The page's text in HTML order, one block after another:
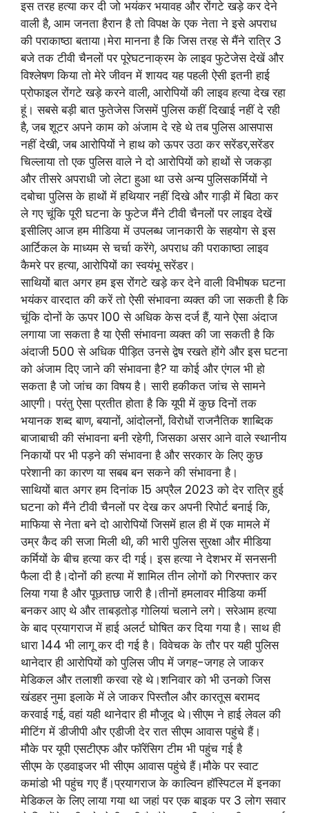
इस तरह हत्या कर दी जो भयंकर भयावह और रोंगटे खड़े कर देने
वाली है, आम जनता हैरान है तो विपक्ष के एक नेता ने इसे अपराध
की पराकाष्ठा बताया।मेरा मानना है कि जिस तरह से मैंने रात्रि 3
बजे तक टीवी चैनलों पर पूरेघटनाक्रम के लाइव फुटेजेस देखें और
विश्लेषण किया तो मेरे जीवन में शायद यह पहली ऐसी इतनी हाई
प्रोफाइल रोंगटे खड़े करने वाली, आरोपियों की लाइव हत्या देख रहा
हूं। सबसे बड़ी बात फुतेजेस जिसमें पुलिस कहीं दिखाई नहीं दे रही
है, जब शूटर अपने काम को अंजाम दे रहे थे तब पुलिस आसपास
नहीं देखी, जब आरोपियों ने हाथ को ऊपर उठा कर सरेंडर,सरेंडर
चिल्लाया तो एक पुलिस वाले ने दो आरोपियों को हाथों से जकड़ा
और तीसरे अपराधी जो लेटा हुआ था उसे अन्य पुलिसकर्मियों ने
दबोचा पुलिस के हाथों में हथियार नहीं दिखे और गाड़ी में बिठा कर
ले गए चूंकि पूरी घटना के फुटेज मैंने टीवी चैनलों पर लाइव देखें
इसीलिए आज हम मीडिया में उपलब्ध जानकारी के सहयोग से इस
आर्टिकल के माध्यम से चर्चा करेंगे, अपराध की पराकाष्ठा लाइव
कैमरे पर हत्या, आरोपियों का स्वयंभू सरेंडर।
साथियों बात अगर हम इस रोंगटे खड़े कर देने वाली विभीषक घटना
भयंकर वारदात की करें तो ऐसी संभावना व्यक्त की जा सकती है कि
चूंकि दोनों के ऊपर 100 से अधिक केस दर्ज हैं, याने ऐसा अंदाज
लगाया जा सकता है या ऐसी संभावना व्यक्त की जा सकती है कि
अंदाजी 500 से अधिक पीड़ित उनसे द्वेष रखते होंगे और इस घटना
को अंजाम दिए जाने की संभावना है? या कोई और एंगल भी हो
सकता है जो जांच का विषय है। सारी हकीकत जांच से सामने
आएगी। परंतु ऐसा प्रतीत होता है कि यूपी में कुछ दिनों तक
भयानक शब्द बाण, बयानों, आंदोलनों, विरोधों राजनैतिक शाब्दिक
बाजाबाची की संभावना बनी रहेगी, जिसका असर आने वाले स्थानीय
निकायों पर भी पड़ने की संभावना है और सरकार के लिए कुछ
परेशानी का कारण या सबब बन सकने की संभावना है।
साथियों बात अगर हम दिनांक 15 अप्रैल 2023 को देर रात्रि हुई
घटना को मैंने टीवी चैनलों पर देख कर अपनी रिपोर्ट बनाई कि,
माफिया से नेता बने दो आरोपियों जिसमें हाल ही में एक मामले में
उम्र कैद की सजा मिली थी, की भारी पुलिस सुरक्षा और मीडिया
कर्मियों के बीच हत्या कर दी गई। इस हत्या ने देशभर में सनसनी
फैला दी है।दोनों की हत्या में शामिल तीन लोगों को गिरफ्तार कर
लिया गया है और पूछताछ जारी है।तीनों हमलावर मीडिया कर्मी
बनकर आए थे और ताबड़तोड़ गोलियां चलाने लगे। सरेआम हत्या
के बाद प्रयागराज में हाई अलर्ट घोषित कर दिया गया है। साथ ही
धारा 144 भी लागू कर दी गई है। विवेचक के तौर पर यही पुलिस
थानेदार ही आरोपियों को पुलिस जीप में जगह-जगह ले जाकर
मेडिकल और तलाशी करवा रहे थे।शनिवार को भी उनको जिस
खंडहर नुमा इलाके में ले जाकर पिस्तौल और कारतूस बरामद
करवाई गई, वहां यही थानेदार ही मौजूद थे।सीएम ने हाई लेवल की
मीटिंग में डीजीपी और एडीजी देर रात सीएम आवास पहुंचे हैं।
मौके पर यूपी एसटीएफ और फॉरेंसिग टीम भी पहुंच गई है
सीएम के एडवाइजर भी सीएम आवास पहुंचे हैं।मौके पर स्वाट
कमांडो भी पहुंच गए हैं।प्रयागराज के काल्विन हॉस्पिटल में इनका
मेडिकल के लिए लाया गया था जहां पर एक बाइक पर 3 लोग सवार